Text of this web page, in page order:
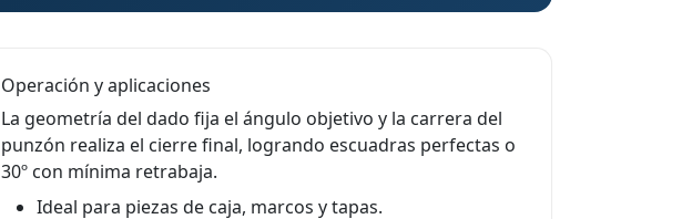
Operación y aplicaciones
La geometría del dado fija el ángulo objetivo y la carrera del
punzón realiza el cierre final, logrando escuadras perfectas o
30º con mínima retrabaja.
Ideal para piezas de caja, marcos y tapas.